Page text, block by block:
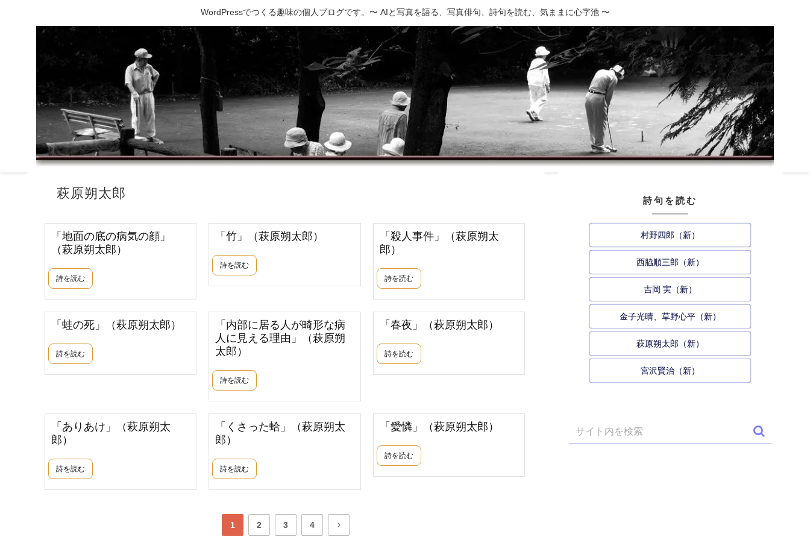
WordPressでつくる趣味の個人ブログです。〜 AIと写真を語る、写真俳句、詩句を読む、気ままに心字池 〜
萩原朔太郎
「地面の底の病気の顔」
（萩原朔太郎）
詩を読む
「竹」（萩原朔太郎）
詩を読む
「殺人事件」（萩原朔太
郎）
詩を読む
「蛙の死」（萩原朔太郎）
詩を読む
「内部に居る人が畸形な病
人に見える理由」（萩原朔
太郎）
詩を読む
「春夜」（萩原朔太郎）
詩を読む
「ありあけ」（萩原朔太
郎）
詩を読む
「くさった蛤」（萩原朔太
郎）
詩を読む
「愛憐」（萩原朔太郎）
詩を読む
1 2 3 4
詩句を読む
村野四郎（新）
西脇順三郎（新）
吉岡 実（新）
金子光晴、草野心平（新）
萩原朔太郎（新）
宮沢賢治（新）